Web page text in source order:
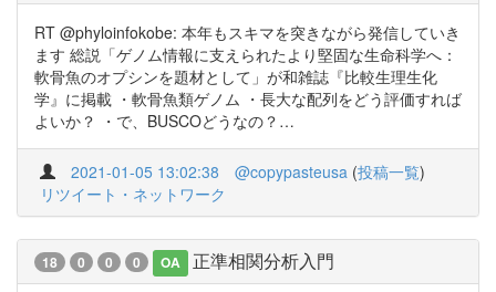
RT @phyloinfokobe: 本年もスキマを突きながら発信していき
ます 総説「ゲノム情報に支えられたより堅固な生命科学へ：
軟骨魚のオプシンを題材として」が和雑誌『比較生理生化
学』に掲載 ・軟骨魚類ゲノム ・長大な配列をどう評価すれば
よいか？ ・で、BUSCOどうなの？…
2021-01-05 13:02:38 @copypasteusa (投稿一覧)
リツイート・ネットワーク
18 0 0 0 OA 正準相関分析入門